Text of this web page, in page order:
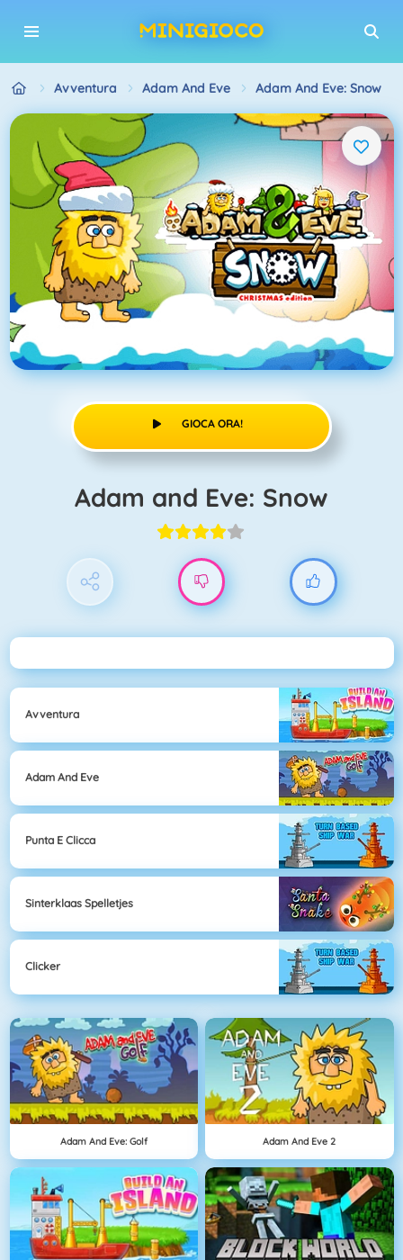
Avventura Adam And Eve Adam And Eve: Snow
GIOCA ORA!
Adam and Eve: Snow
Avventura
Adam And Eve
Punta E Clicca
Sinterklaas Spelletjes
Clicker
Adam And Eve: Golf Adam And Eve 2